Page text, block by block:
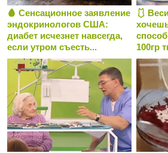
🩸 Сенсационное заявление
эндокринологов США:
диабет исчезнет навсегда,
если утром съесть...
🩱
100гр